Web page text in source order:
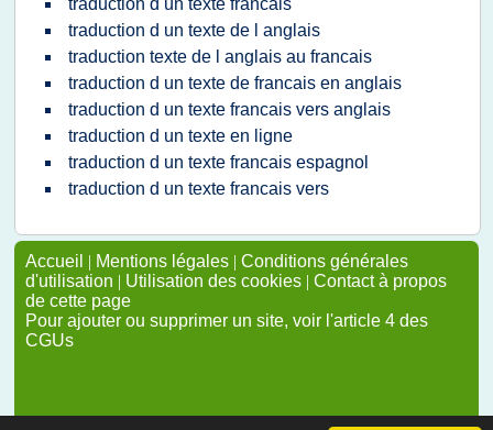
traduction d un texte francais
traduction d un texte de l anglais
traduction texte de l anglais au francais
traduction d un texte de francais en anglais
traduction d un texte francais vers anglais
traduction d un texte en ligne
traduction d un texte francais espagnol
traduction d un texte francais vers
Accueil | Mentions légales | Conditions générales
d'utilisation | Utilisation des cookies | Contact à propos
de cette page
Pour ajouter ou supprimer un site, voir l'article 4 des
CGUs